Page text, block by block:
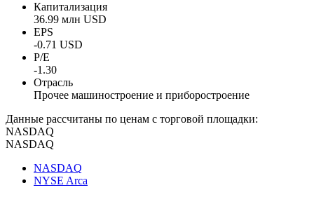
Капитализация
36.99 млн USD
EPS
-0.71 USD
P/E
-1.30
Отрасль
Прочее машиностроение и приборостроение
Данные рассчитаны по ценам с торговой площадки:
NASDAQ
NASDAQ
NASDAQ
NYSE Arca